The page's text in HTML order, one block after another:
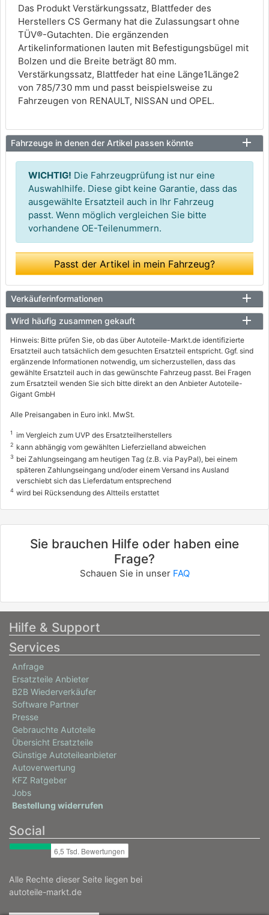
Das Produkt Verstärkungssatz, Blattfeder des
Herstellers CS Germany hat die Zulassungsart ohne
TÜV®-Gutachten. Die ergänzenden
Artikelinformationen lauten mit Befestigungsbügel mit
Bolzen und die Breite beträgt 80 mm.
Verstärkungssatz, Blattfeder hat eine Länge1Länge2
von 785/730 mm und passt beispielsweise zu
Fahrzeugen von RENAULT, NISSAN und OPEL.
Fahrzeuge in denen der Artikel passen könnte
WICHTIG! Die Fahrzeugprüfung ist nur eine
Auswahlhilfe. Diese gibt keine Garantie, dass das
ausgewählte Ersatzteil auch in Ihr Fahrzeug
passt. Wenn möglich vergleichen Sie bitte
vorhandene OE-Teilenummern.
Passt der Artikel in mein Fahrzeug?
Verkäuferinformationen
Wird häufig zusammen gekauft
Hinweis: Bitte prüfen Sie, ob das über Autoteile-Markt.de identifizierte
Ersatzteil auch tatsächlich dem gesuchten Ersatzteil entspricht. Ggf. sind
ergänzende Informationen notwendig, um sicherzustellen, dass das
gewählte Ersatzteil auch in das gewünschte Fahrzeug passt. Bei Fragen
zum Ersatzteil wenden Sie sich bitte direkt an den Anbieter Autoteile-
Gigant GmbH
Alle Preisangaben in Euro inkl. MwSt.
1 im Vergleich zum UVP des Ersatzteilherstellers
2 kann abhängig vom gewählten Lieferzielland abweichen
3 bei Zahlungseingang am heutigen Tag (z.B. via PayPal), bei einem
späteren Zahlungseingang und/oder einem Versand ins Ausland
verschiebt sich das Lieferdatum entsprechend
4 wird bei Rücksendung des Altteils erstattet
Sie brauchen Hilfe oder haben eine
Frage?
Schauen Sie in unser FAQ
Hilfe & Support
Services
Anfrage
Ersatzteile Anbieter
B2B Wiederverkäufer
Software Partner
Presse
Gebrauchte Autoteile
Übersicht Ersatzteile
Günstige Autoteileanbieter
Autoverwertung
KFZ Ratgeber
Jobs
Bestellung widerrufen
Social
Alle Rechte dieser Seite liegen bei
autoteile-markt.de